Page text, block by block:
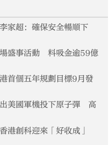
家超：確保安全暢順下
盛事活動 料吸金逾59億
首個五年規劃目標9月發
出美國軍機投下原子彈 高
創科迎來「好收成」